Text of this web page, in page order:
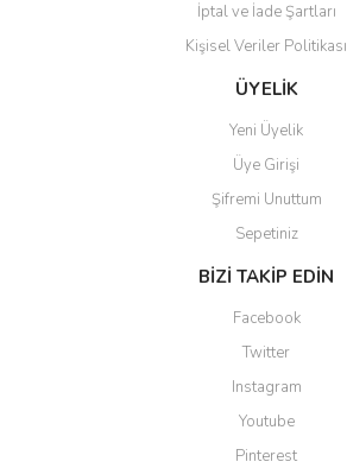
İptal ve İade Şartları
Kişisel Veriler Politikası
ÜYELİK
Yeni Üyelik
Üye Girişi
Şifremi Unuttum
Sepetiniz
BİZİ TAKİP EDİN
Facebook
Twitter
Instagram
Youtube
Pinterest